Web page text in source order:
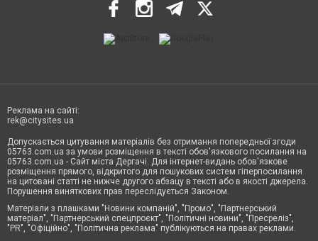
Реклама на сайті:
rek@citysites.ua
Допускається цитування матеріалів без отримання попередньої згоди
05763.com.ua за умови розміщення в тексті обов'язкового посилання на
05763.com.ua - Сайт міста Дергачі. Для інтернет-видань обов'язкове
розміщення прямого, відкритого для пошукових систем гіперпосилання
на цитовані статті не нижче другого абзацу в тексті або в якості джерела.
Порушення виняткових прав переслідується Законом.
Матеріали з плашками "Новини компаній", "Промо", "Партнерський
матеріал", "Партнерський спецпроєкт", "Політичні новини", "Пресреліз",
"PR", "Офіційно", "Політична реклама" публікуються на правах реклами.